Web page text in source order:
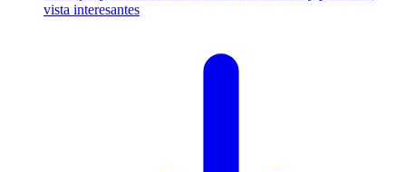
vista interesantes